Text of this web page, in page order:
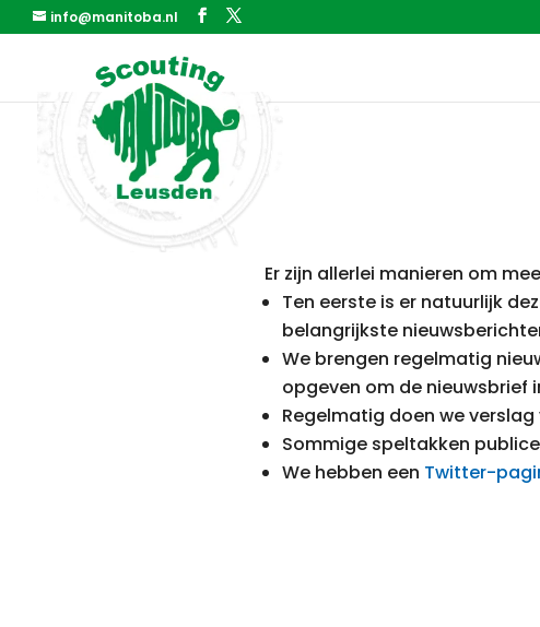
info@manitoba.nl
Er zijn allerlei manieren om
Ten eerste is er natuurlijk
belangrijkste
We brengen regelmatig
opgeven om de nieuwsbrief
Regelmatig doen we
Sommige speltakken
We hebben een Twitter-